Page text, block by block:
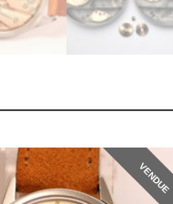
VENDUE